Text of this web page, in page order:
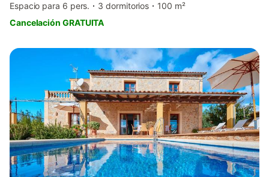
Espacio para 6 pers.
3 dormitorios
100 m²
Cancelación GRATUITA